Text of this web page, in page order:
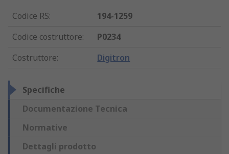
Codice RS:
194-1259
Codice costruttore:
P0234
Costruttore: Digitron
Specifiche
Documentazione Tecnica
Normative
Dettagli prodotto